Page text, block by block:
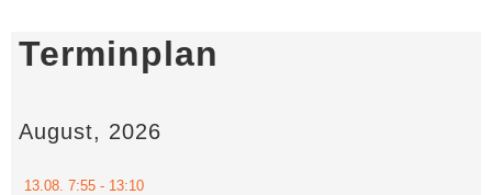
Terminplan
August, 2026
13.08. 7:55 - 13:10